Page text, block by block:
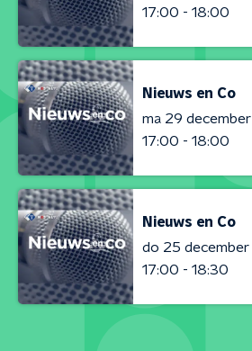
17:00 - 18:00
Nieuws en Co
ma 29
17:00 - 18:00
Nieuws en Co
do 25
17:00 - 18:30